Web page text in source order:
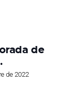
de
de 2022